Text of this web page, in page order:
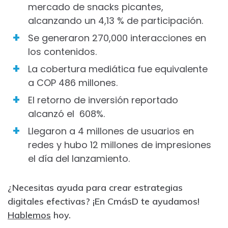
mercado de snacks picantes,
alcanzando un 4,13 % de participación.
Se generaron 270,000 interacciones en
los contenidos.
La cobertura mediática fue equivalente
a COP 486 millones.
El retorno de inversión reportado
alcanzó el 608%.
Llegaron a 4 millones de usuarios en
redes y hubo 12 millones de impresiones
el día del lanzamiento.
¿Necesitas ayuda para crear estrategias
digitales efectivas? ¡En CmásD te ayudamos!
Hablemos hoy.